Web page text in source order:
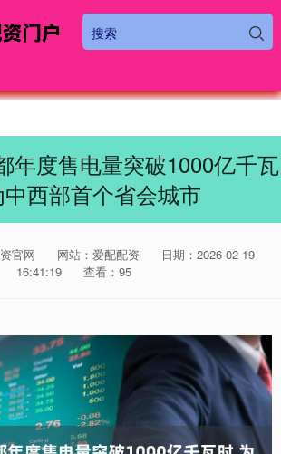
年度售电量突破1000亿千瓦
西部首个省会城市
官网 网站：爱配配资
日期：2026-02-19
16:41:19
查看：95